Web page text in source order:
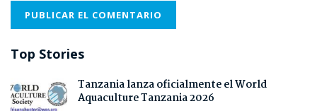
Top Stories
Tanzania lanza oficialmente el World
Aquaculture Tanzania 2026